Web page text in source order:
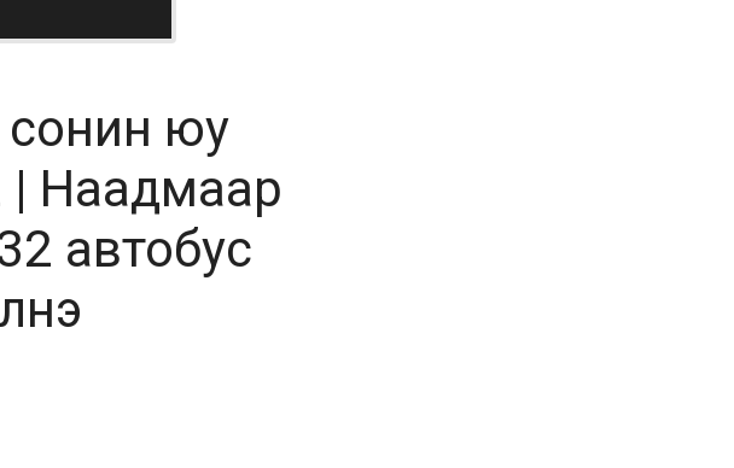
юу
| Наадмаар
автобус